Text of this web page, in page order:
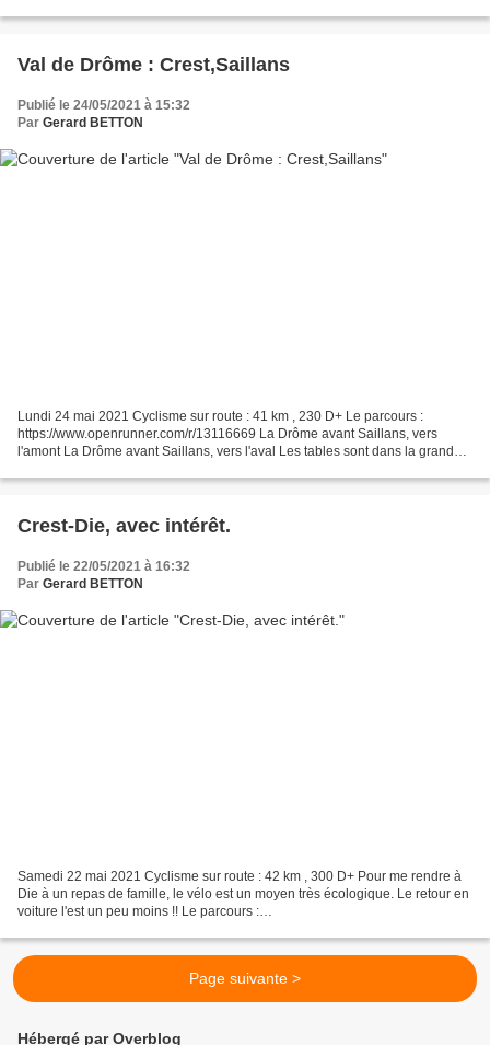
Val de Drôme : Crest,Saillans
Publié le 24/05/2021 à 15:32
Par Gerard BETTON
Lundi 24 mai 2021 Cyclisme sur route : 41 km , 230 D+ Le parcours :
https://www.openrunner.com/r/13116669 La Drôme avant Saillans, vers
l'amont La Drôme avant Saillans, vers l'aval Les tables sont dans la grande
Crest-Die, avec intérêt.
Publié le 22/05/2021 à 16:32
Par Gerard BETTON
Samedi 22 mai 2021 Cyclisme sur route : 42 km , 300 D+ Pour me rendre à
Die à un repas de famille, le vélo est un moyen très écologique. Le retour en
voiture l'est un peu moins !! Le parcours :
Page suivante >
Hébergé par Overblog